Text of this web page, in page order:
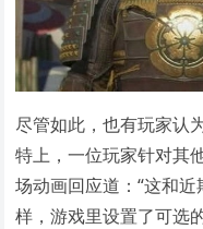
尽管如此，也有玩家认
特上，一位玩家针对其
场动画回应道：“这和
样，游戏里设置了可选